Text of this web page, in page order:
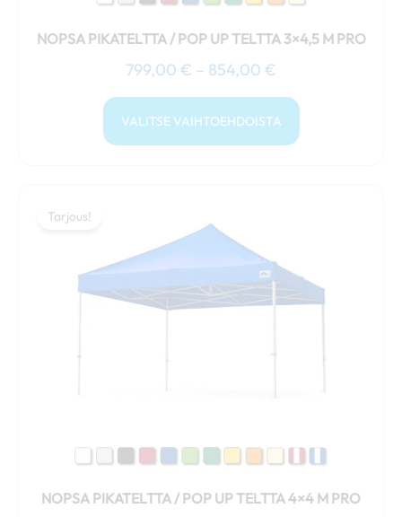
NOPSA PIKATELTTA / POP UP TELTTA 3×4,5 M PRO
799,00 € – 854,00 €
VALITSE VAIHTOEHDOISTA
Tarjous!
Tarjous!
NOPSA PIKATELTTA / POP UP TELTTA 4×4 M PRO
muunnelma.
Voit